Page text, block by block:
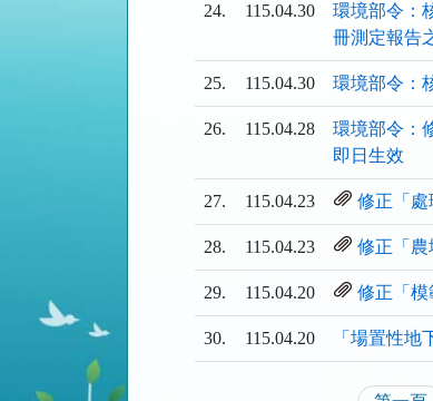
24. 115.04.30
環境部令：
冊測定報告
25. 115.04.30 環境部令：
26. 115.04.28
環境部令：
即日生效
27. 115.04.23 修正「
28. 115.04.23 修正「
29. 115.04.20 修正「
30. 115.04.20 「場置性